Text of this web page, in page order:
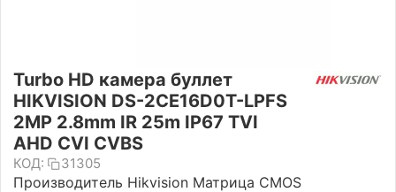
Turbo HD камера буллет
HIKVISION DS-2CE16D0T-LPFS
2MP 2.8mm IR 25m IP67 TVI
AHD CVI CVBS
КОД: 31305
Производитель Hikvision Матрица CMOS